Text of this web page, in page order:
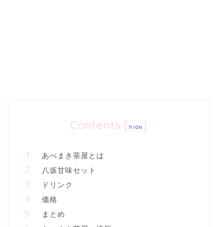
Contents [ hide]
あべまき茶屋とは
八坂甘味セット
ドリンク
価格
まとめ